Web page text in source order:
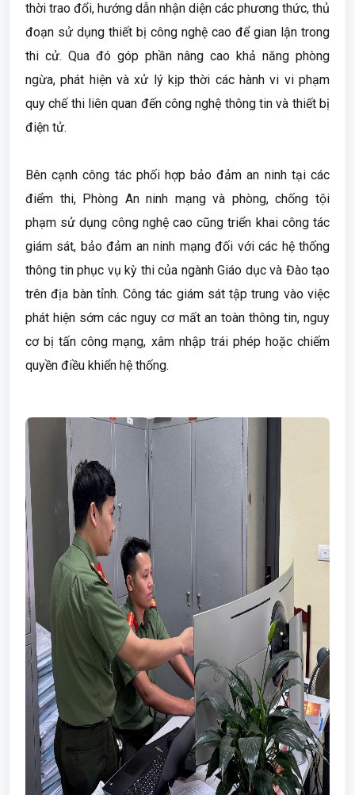
thời trao đổi, hướng dẫn nhận diện các phương thức, thủ
đoạn sử dụng thiết bị công nghệ cao để gian lận trong
thi cử. Qua đó góp phần nâng cao khả năng phòng
ngừa, phát hiện và xử lý kịp thời các hành vi vi phạm
quy chế thi liên quan đến công nghệ thông tin và thiết bị
điện tử.
Bên cạnh công tác phối hợp bảo đảm an ninh tại các
điểm thi, Phòng An ninh mạng và phòng, chống tội
phạm sử dụng công nghệ cao cũng triển khai công tác
giám sát, bảo đảm an ninh mạng đối với các hệ thống
thông tin phục vụ kỳ thi của ngành Giáo dục và Đào tạo
trên địa bàn tỉnh. Công tác giám sát tập trung vào việc
phát hiện sớm các nguy cơ mất an toàn thông tin, nguy
cơ bị tấn công mạng, xâm nhập trái phép hoặc chiếm
quyền điều khiển hệ thống.